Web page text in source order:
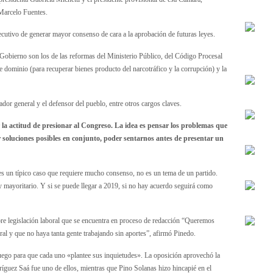
Fuentes.
de generar mayor consenso de cara a la aprobación de futuras leyes.
son los de las reformas del Ministerio Público, del Código Procesal
dominio (para recuperar bienes producto del narcotráfico y la corrupción) y la
general y el defensor del pueblo, entre otros cargos claves.
actitud de presionar al Congreso. La idea es pensar los problemas que
posibles en conjunto, poder sentarnos antes de presentar un
un típico caso que requiere mucho consenso, no es un tema de un partido.
mayoritario. Y si se puede llegar a 2019, si no hay acuerdo seguirá como
legislación laboral que se encuentra en proceso de redacción “Queremos
y que no haya tanta gente trabajando sin aportes”, afirmó Pinedo.
para que cada uno «plantee sus inquietudes». La oposición aprovechó la
Saá fue uno de ellos, mientras que Pino Solanas hizo hincapié en el